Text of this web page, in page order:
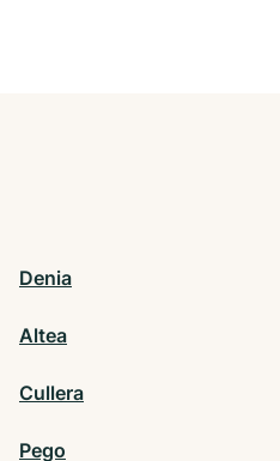
Denia
Altea
Cullera
Pego